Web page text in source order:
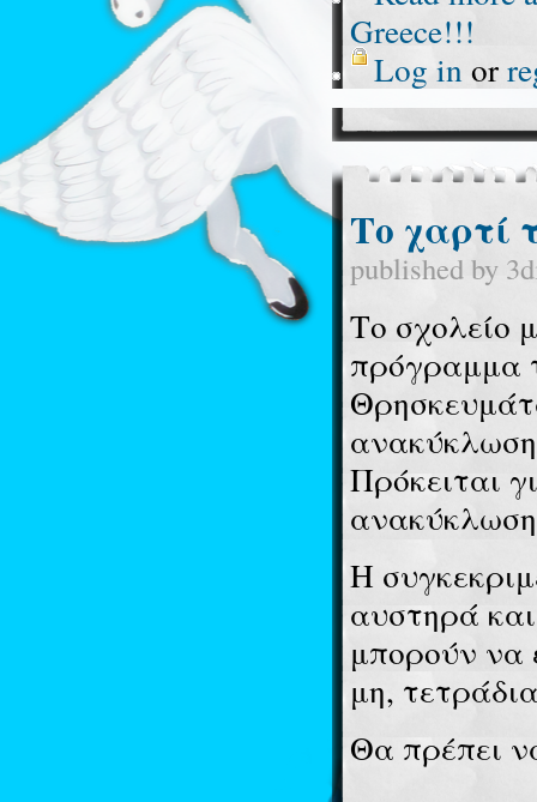
Greece!!!
Log in or
Το χαρτί
published by
Το σχολείο
πρόγραμμα
ανακύκλωση
Πρόκειται
Η
αυστηρά
μπορούν να
μη,
Θα πρέπει